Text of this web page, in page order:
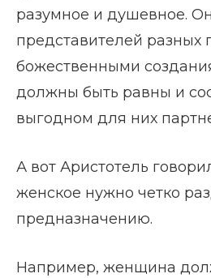
разумное и душевное.
представителей разных
божественными
должны быть равны и
выгодном для них
А вот Аристотель
женское нужно четко
предназначению.
Например, женщина